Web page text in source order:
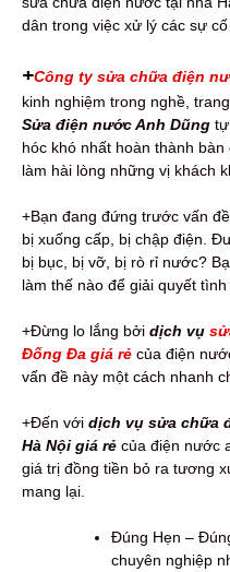
dân trong việc xử lý các sự
+Công ty sửa chữa điện
kinh nghiệm trong nghề,
Sửa điện nước Anh Dũng
hóc khó nhất hoàn thành
làm hài lòng những vị khách
+Bạn đang đứng trước vấn
bị xuống cấp, bị chập điện.
bị bục, bị vỡ, bị rò rỉ nước?
làm thế nào để giải quyết
+Đừng lo lắng bởi dịch vụ
Đống Đa giá rẻ của điện
vấn đề này một cách nhanh
+Đến với dịch vụ sửa chữa
Hà Nội giá rẻ của điện nước
giá trị đồng tiền bỏ ra tương
mang lại.
Đúng Hẹn –
chuyên nghiệp